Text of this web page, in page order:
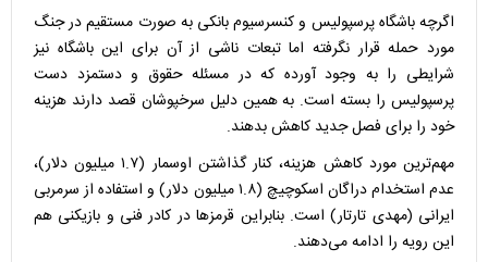
اگرچه باشگاه پرسپولیس و کنسرسیوم بانکی به صورت مستقیم در جنگ
مورد حمله قرار نگرفته اما تبعات ناشی از آن برای این باشگاه نیز
شرایطی را به وجود آورده که در مسئله حقوق و دستمزد دست
پرسپولیس را بسته است. به همین دلیل سرخپوشان قصد دارند هزینه
خود را برای فصل جدید کاهش بدهند.
مهم‌ترین مورد کاهش هزینه، کنار گذاشتن اوسمار (۱.۷ میلیون دلار)،
عدم استخدام دراگان اسکوچیچ (۱.۸ میلیون دلار) و استفاده از سرمربی
ایرانی (مهدی تارتار) است. بنابراین قرمزها در کادر فنی و بازیکنی هم
این رویه را ادامه می‌دهند.